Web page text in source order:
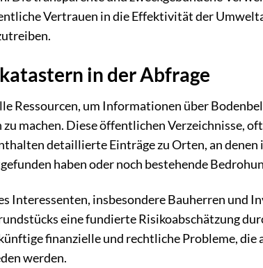
Vertrauen in die Effektivität der
in der Abfrage
Ressourcen, um Informationen über
machen. Diese öffentlichen Verzeichnisse,
detaillierte Einträge zu Orten, an denen
haben oder noch bestehende
Interessenten, insbesondere Bauherren und
eine fundierte Risikoabschätzung
finanzielle und rechtliche Probleme, die
werden.